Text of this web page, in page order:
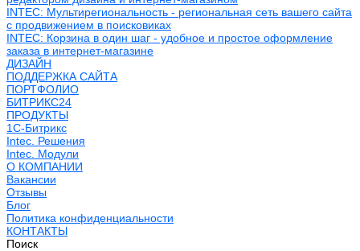
INTEC: Мультирегиональность - региональная сеть вашего сайта
с продвижением в поисковиках
INTEC: Корзина в один шаг - удобное и простое оформление
заказа в интернет-магазине
ДИЗАЙН
ПОДДЕРЖКА САЙТА
ПОРТФОЛИО
БИТРИКС24
ПРОДУКТЫ
1С-Битрикс
Intec. Решения
Intec. Модули
О КОМПАНИИ
Вакансии
Отзывы
Блог
Политика конфиденциальности
КОНТАКТЫ
Поиск